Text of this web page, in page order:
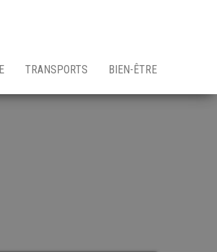
TRANSPORTS BIEN-ÊTRE